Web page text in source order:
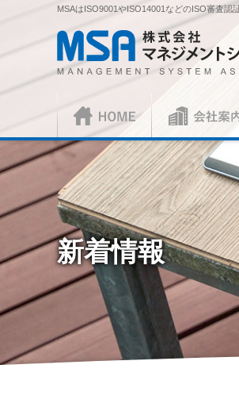
MSAはISO9001やISO14001などのISO審査認
株式会社 マネジメントシステ
HOME 会社案内
会社概要
ISO認証
ISO認証（マネジメントシス
／審査認証制度
ISOとは？
JIS製品認証
JIS製品認証
各種お手続
資料請求
各種ご案内
複合審査のご案内
正社員
新着情報